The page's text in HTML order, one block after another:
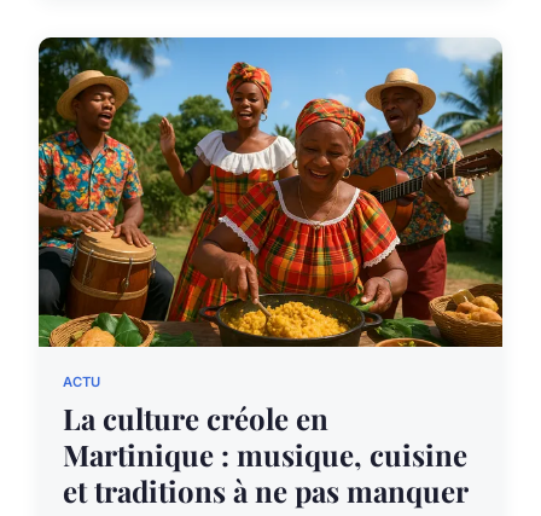
ACTU
La culture créole en
Martinique : musique, cuisine
et traditions à ne pas manquer